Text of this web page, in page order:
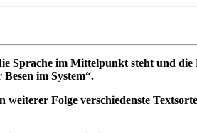
Sprache im Mittelpunkt steht und
im System“.
Folge verschiedenste